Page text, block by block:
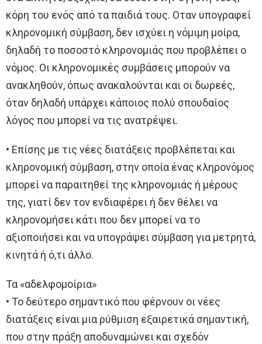
κόρη του ενός από τα παιδιά τους. Οταν υπογραφεί
κληρονομική σύμβαση, δεν ισχύει η νόμιμη μοίρα,
δηλαδή το ποσοστό κληρονομιάς που προβλέπει ο
νόμος. Οι κληρονομικές συμβάσεις μπορούν να
ανακληθούν, όπως ανακαλούνται και οι δωρεές,
όταν δηλαδή υπάρχει κάποιος πολύ σπουδαίος
λόγος που μπορεί να τις ανατρέψει.
• Επίσης με τις νέες διατάξεις προβλέπεται και
κληρονομική σύμβαση, στην οποία ένας κληρονόμος
μπορεί να παραιτηθεί της κληρονομιάς ή μέρους
της, γιατί δεν τον ενδιαφέρει ή δεν θέλει να
κληρονομήσει κάτι που δεν μπορεί να το
αξιοποιήσει και να υπογράψει σύμβαση για μετρητά,
κινητά ή ό,τι άλλο.
Τα «αδελφομοίρια»
• Το δεύτερο σημαντικό που φέρνουν οι νέες
διατάξεις είναι μια ρύθμιση εξαιρετικά σημαντική,
που στην πράξη αποδυναμώνει και σχεδόν